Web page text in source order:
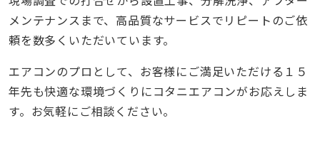
メンテナンスまで、高品質なサービスでリピートのご依
頼を数多くいただいています。
エアコンのプロとして、お客様にご満足いただける１５
年先も快適な環境づくりにコタニエアコンがお応えしま
す。お気軽にご相談ください。